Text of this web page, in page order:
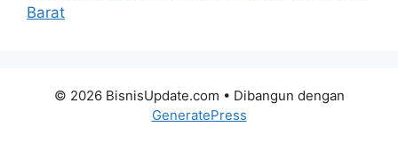
Barat
© 2026 BisnisUpdate.com • Dibangun dengan
GeneratePress